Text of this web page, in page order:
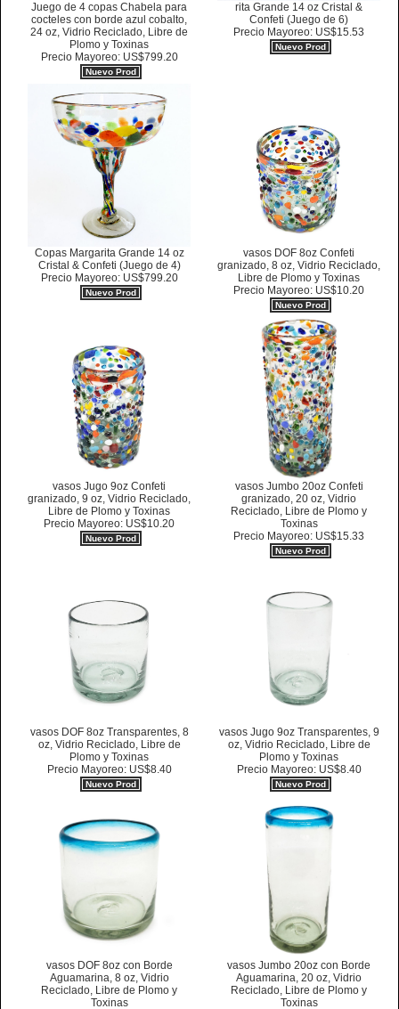
Juego de 4 copas Chabela para
cocteles con borde azul cobalto,
24 oz, Vidrio Reciclado, Libre de
Plomo y Toxinas
Precio Mayoreo: US$799.20
Nuevo Prod
rita Grande 14 oz Cristal &
Confeti (Juego de 6)
Precio Mayoreo: US$15.53
Nuevo Prod
Copas Margarita Grande 14 oz
Cristal & Confeti (Juego de 4)
Precio Mayoreo: US$799.20
Nuevo Prod
vasos DOF 8oz Confeti
granizado, 8 oz, Vidrio Reciclado,
Libre de Plomo y Toxinas
Precio Mayoreo: US$10.20
Nuevo Prod
vasos Jugo 9oz Confeti
granizado, 9 oz, Vidrio Reciclado,
Libre de Plomo y Toxinas
Precio Mayoreo: US$10.20
Nuevo Prod
vasos Jumbo 20oz Confeti
granizado, 20 oz, Vidrio
Reciclado, Libre de Plomo y
Toxinas
Precio Mayoreo: US$15.33
Nuevo Prod
vasos DOF 8oz Transparentes, 8
oz, Vidrio Reciclado, Libre de
Plomo y Toxinas
Precio Mayoreo: US$8.40
Nuevo Prod
vasos Jugo 9oz Transparentes, 9
oz, Vidrio Reciclado, Libre de
Plomo y Toxinas
Precio Mayoreo: US$8.40
Nuevo Prod
vasos DOF 8oz con Borde
Aguamarina, 8 oz, Vidrio
Reciclado, Libre de Plomo y
Toxinas
vasos Jumbo 20oz con Borde
Aguamarina, 20 oz, Vidrio
Reciclado, Libre de Plomo y
Toxinas